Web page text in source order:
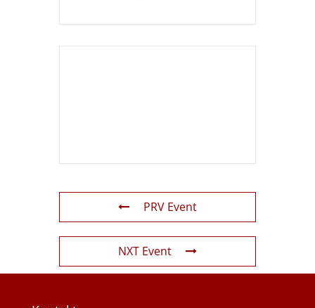
PRV Event
NXT Event